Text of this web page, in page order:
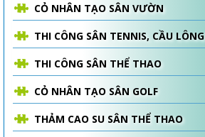
CỎ NHÂN TẠO SÂN VƯỜN
THI CÔNG SÂN TENNIS, CẦU LÔNG
THI CÔNG SÂN THỂ THAO
CỎ NHÂN TẠO SÂN GOLF
THẢM CAO SU SÂN THỂ THAO